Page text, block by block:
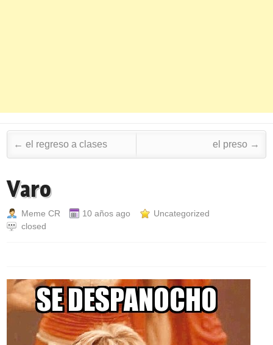
Post navigation
← el regreso a clases el preso →
Varo
Meme CR 10 años ago
Uncategorized
closed